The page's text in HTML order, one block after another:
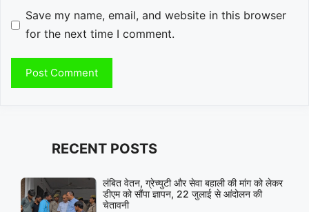
Save my name, email, and website in this browser
for the next time I comment.
RECENT POSTS
लंबित वेतन, ग्रेच्युटी और सेवा बहाली की मांग को लेकर
डीएम को सौंपा ज्ञापन, 22 जुलाई से आंदोलन की
चेतावनी